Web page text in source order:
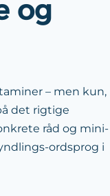
og
– men kun,
det rigtige
råd og mini-
ordsprog i